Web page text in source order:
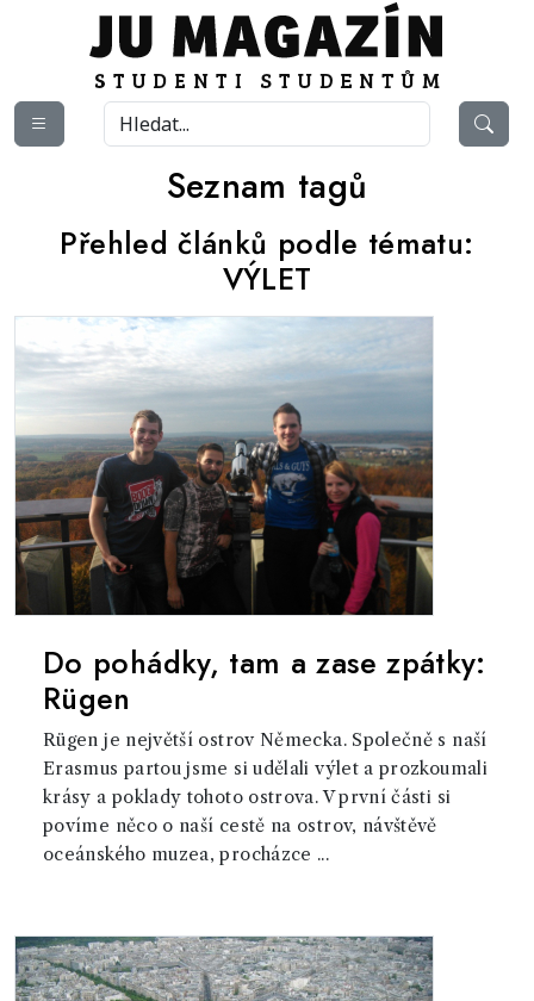
Seznam tagů
Přehled článků podle tématu:
VÝLET
Do pohádky, tam a zase zpátky:
Rügen
Rügen je největší ostrov Německa. Společně s naší
Erasmus partou jsme si udělali výlet a prozkoumali
krásy a poklady tohoto ostrova. V první části si
povíme něco o naší cestě na ostrov, návštěvě
oceánského muzea, procházce ...